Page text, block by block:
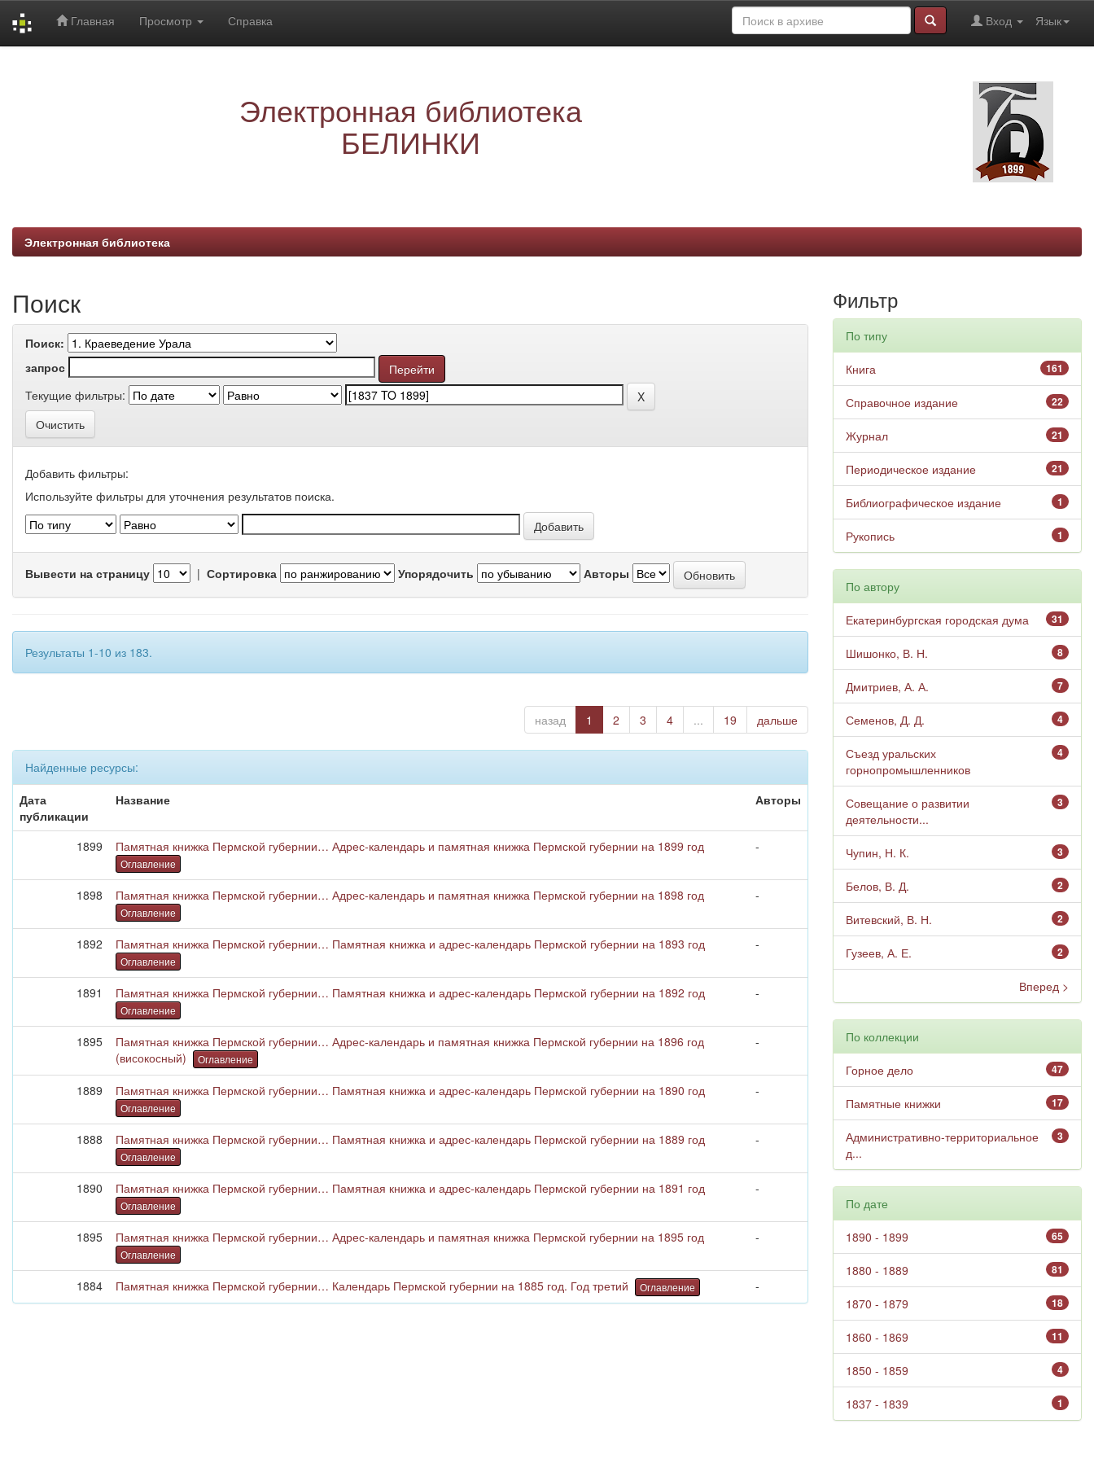
Главная Просмотр Справка Язык
Вход
Электронная библиотека
БЕЛИНКИ
Электронная библиотека
Поиск
Поиск:
запрос
Текущие фильтры:
Очистить
Добавить фильтры:
Используйте фильтры для уточнения результатов поиска.
Вывести на страницу | Сортировка Упорядочить Авторы
Результаты 1-10 из 183.
назад 1 2 3 4 ... 19 дальше
Найденные ресурсы:
Дата
публикации
Название Авторы
1899 Памятная книжка Пермской губернии… Адрес-календарь и памятная книжка Пермской губернии на 1899 год
Оглавление
-
1898 Памятная книжка Пермской губернии… Адрес-календарь и памятная книжка Пермской губернии на 1898 год
Оглавление
-
1892 Памятная книжка Пермской губернии… Памятная книжка и адрес-календарь Пермской губернии на 1893 год
Оглавление
-
1891 Памятная книжка Пермской губернии… Памятная книжка и адрес-календарь Пермской губернии на 1892 год
Оглавление
-
1895
Памятная книжка Пермской губернии… Адрес-календарь и памятная книжка Пермской губернии на 1896 год
(високосный)
Оглавление
-
1889 Памятная книжка Пермской губернии… Памятная книжка и адрес-календарь Пермской губернии на 1890 год
Оглавление
-
1888 Памятная книжка Пермской губернии… Памятная книжка и адрес-календарь Пермской губернии на 1889 год
Оглавление
-
1890 Памятная книжка Пермской губернии… Памятная книжка и адрес-календарь Пермской губернии на 1891 год
Оглавление
-
1895 Памятная книжка Пермской губернии… Адрес-календарь и памятная книжка Пермской губернии на 1895 год
Оглавление
-
1884 Памятная книжка Пермской губернии… Календарь Пермской губернии на 1885 год. Год третий Оглавление -
Фильтр
По типу
161
Книга
22
Справочное издание
21
Журнал
21
Периодическое издание
1
Библиографическое издание
1
Рукопись
По автору
31
Екатеринбургская городская дума
8
Шишонко, В. Н.
7
Дмитриев, А. А.
4
Семенов, Д. Д.
4
Съезд уральских
горнопромышленников
3
Совещание о развитии
деятельности...
3
Чупин, Н. К.
2
Белов, В. Д.
2
Витевский, В. Н.
2
Гузеев, А. Е.
Вперед >
По коллекции
47
Горное дело
17
Памятные книжки
3
Административно-территориальное
д...
По дате
65
1890 - 1899
81
1880 - 1889
18
1870 - 1879
11
1860 - 1869
4
1850 - 1859
1
1837 - 1839